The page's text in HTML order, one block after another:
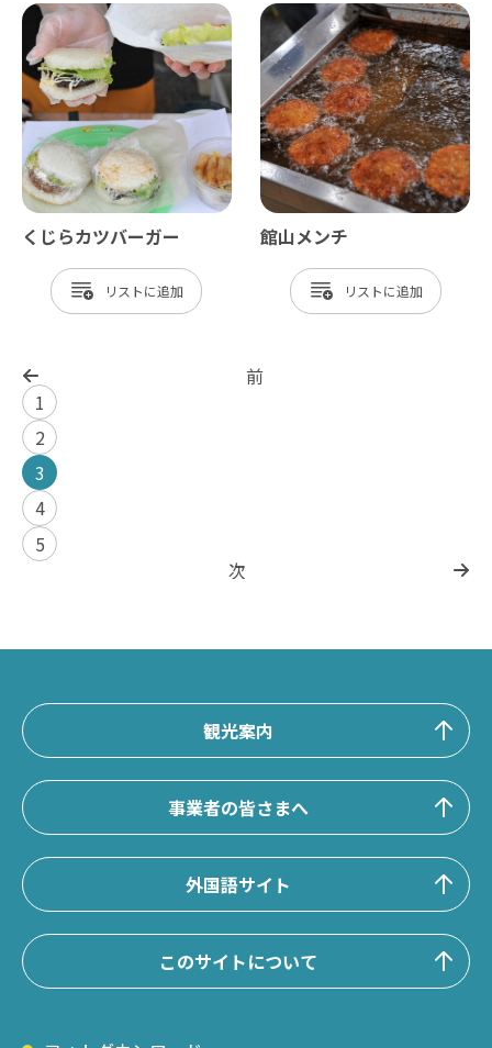
くじらカツバーガー
リスト
館山メンチ
リスト
前
1
2
3
4
5
次
観光案内
事業者の皆さまへ
外国語サイト
このサイトについて